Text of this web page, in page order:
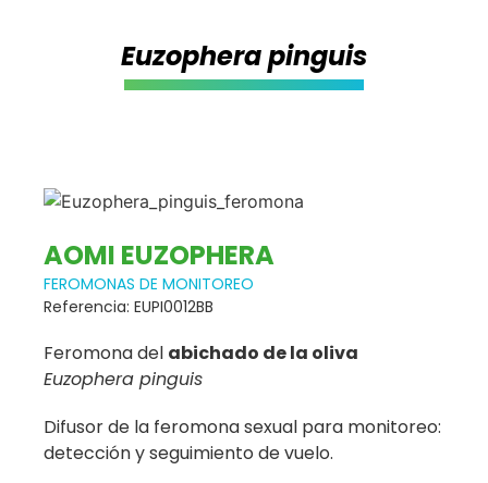
Euzophera pinguis
AOMI EUZOPHERA
FEROMONAS DE MONITOREO
Referencia: EUPI0012BB
Feromona del abichado de la oliva
Euzophera pinguis
Difusor de la feromona sexual para monitoreo:
detección y seguimiento de vuelo.